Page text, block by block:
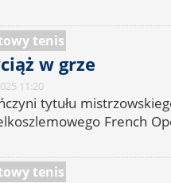
tenis
w grze
11:20
tytułu
French
tenis